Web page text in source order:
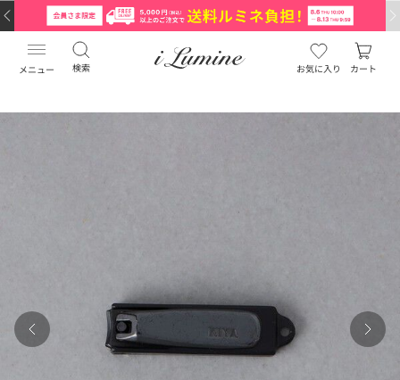
メニュー 検索 お気に入り カート